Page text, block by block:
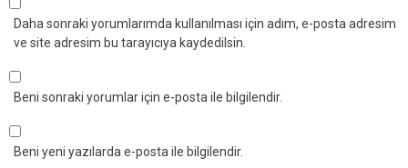
Daha sonraki yorumlarımda kullanılması için adım, e-posta adresim
ve site adresim bu tarayıcıya kaydedilsin.
Beni sonraki yorumlar için e-posta ile bilgilendir.
Beni yeni yazılarda e-posta ile bilgilendir.